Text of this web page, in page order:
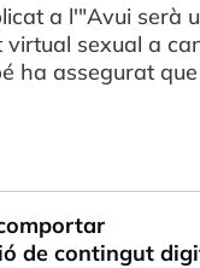
a l'"Avui serà
sexual a
ha assegurat
de contingut